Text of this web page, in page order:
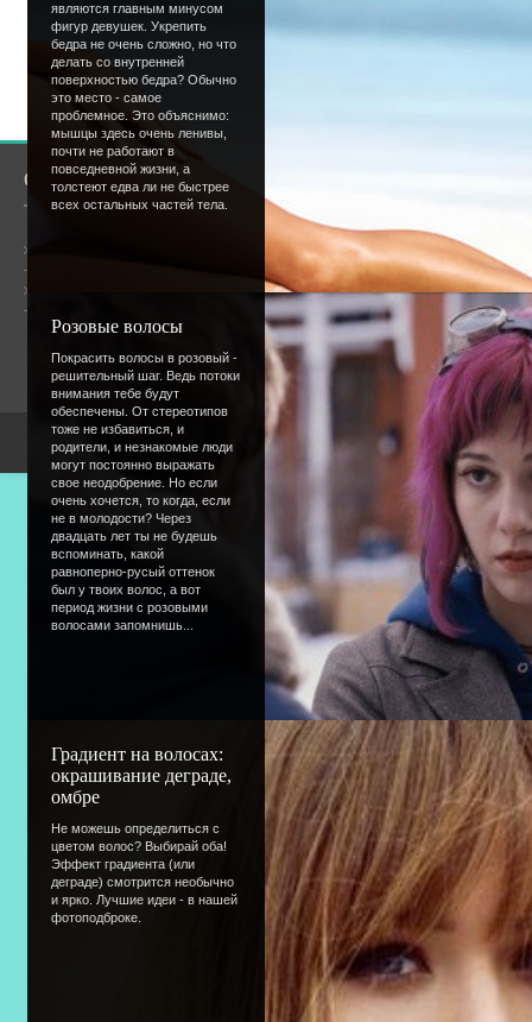
являются главным минусом
фигур девушек. Укрепить
бедра не очень сложно, но что
делать со внутренней
поверхностью бедра? Обычно
это место - самое
проблемное. Это объяснимо:
мышцы здесь очень ленивы,
почти не работают в
повседневной жизни, а
толстеют едва ли не быстрее
всех остальных частей тела.
Розовые волосы
Покрасить волосы в розовый -
решительный шаг. Ведь потоки
внимания тебе будут
обеспечены. От стереотипов
тоже не избавиться, и
родители, и незнакомые люди
могут постоянно выражать
свое неодобрение. Но если
очень хочется, то когда, если
не в молодости? Через
двадцать лет ты не будешь
вспоминать, какой
равноперно-русый оттенок
был у твоих волос, а вот
период жизни с розовыми
волосами запомнишь...
Градиент на волосах:
окрашивание деграде,
омбре
Не можешь определиться с
цветом волос? Выбирай оба!
Эффект градиента (или
деграде) смотрится необычно
и ярко. Лучшие идеи - в нашей
фотоподброке.
Добавлять комментарии могут
О сайте
Онлайн всего:1
Гостей:1
Пользователей:
0
Copyright